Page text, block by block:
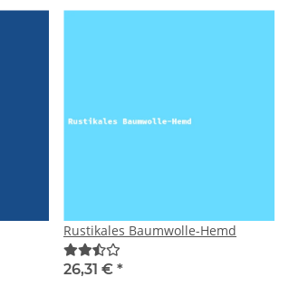
Rustikales Baumwolle-Hemd
26,31 € *